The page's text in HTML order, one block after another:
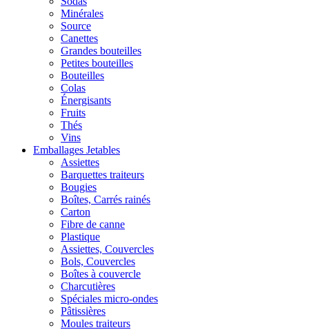
Minérales
Source
Canettes
Grandes bouteilles
Petites bouteilles
Bouteilles
Colas
Énergisants
Fruits
Thés
Vins
Emballages Jetables
Assiettes
Barquettes traiteurs
Bougies
Boîtes, Carrés rainés
Carton
Fibre de canne
Plastique
Assiettes, Couvercles
Bols, Couvercles
Boîtes à couvercle
Charcutières
Spéciales micro-ondes
Pâtissières
Moules traiteurs